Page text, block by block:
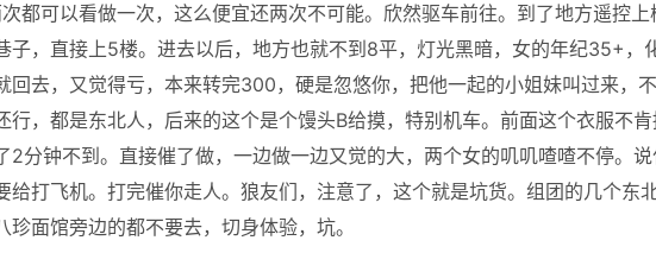
都可以看做一次，这么便宜还两次不可能。欣然驱车前往。到了地方遥控上
子，直接上5楼。进去以后，地方也就不到8平，灯光黑暗，女的年纪35+，
回去，又觉得亏，本来转完300，硬是忽悠你，把他一起的小姐妹叫过来，
，都是东北人，后来的这个是个馒头B给摸，特别机车。前面这个衣服不肯
2分钟不到。直接催了做，一边做一边又觉的大，两个女的叽叽喳喳不停。说
给打飞机。打完催你走人。狼友们，注意了，这个就是坑货。组团的几个东
面馆旁边的都不要去，切身体验，坑。